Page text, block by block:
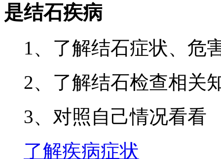
是结石疾病
1、了解结石症状、危
2、了解结石检查相关
3、对照自己情况看看
了解疾病症状